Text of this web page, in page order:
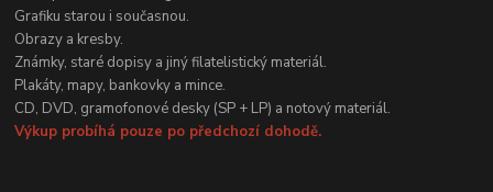
Grafiku starou i současnou.
Obrazy a kresby.
Známky, staré dopisy a jiný filatelistický materiál.
Plakáty, mapy, bankovky a mince.
CD, DVD, gramofonové desky (SP + LP) a notový materiál.
Výkup probíhá pouze po předchozí dohodě.